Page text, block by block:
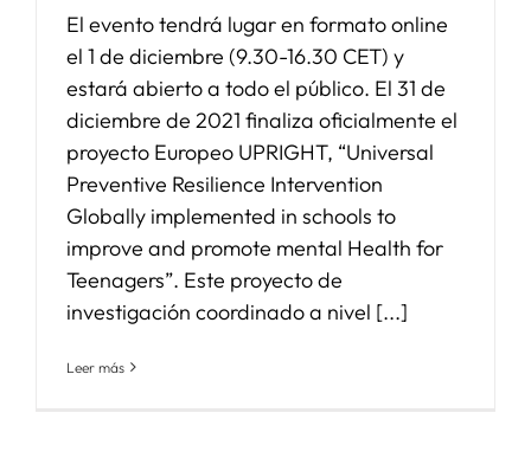
El evento tendrá lugar en formato online
el 1 de diciembre (9.30-16.30 CET) y
estará abierto a todo el público. El 31 de
diciembre de 2021 finaliza oficialmente el
proyecto Europeo UPRIGHT, “Universal
Preventive Resilience Intervention
Globally implemented in schools to
improve and promote mental Health for
Teenagers”. Este proyecto de
investigación coordinado a nivel [...]
Leer más